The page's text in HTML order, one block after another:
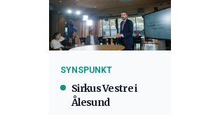
SYNSPUNKT
Sirkus Vestre i
Ålesund